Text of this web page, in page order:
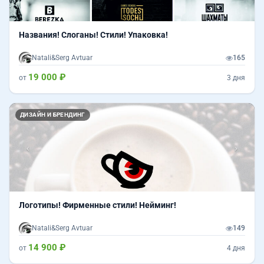
Названия! Слоганы! Стили! Упаковка!
Natali&Serg Avtuar 165
от 19 000 ₽ 3 дня
ДИЗАЙН И БРЕНДИНГ
Назад
Логотипы! Фирменные стили! Нейминг!
Natali&Serg Avtuar 149
от 14 900 ₽ 4 дня